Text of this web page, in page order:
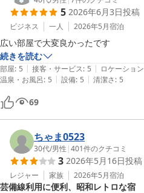
5 2026年6月3日投稿
ビジネス 一人 2026年5月宿泊
広い部屋で大変良かったです
続きを読む
部屋: 5 | 接客・サービス: 5 | ロケーション
温泉・お風呂: 5 | 設備: 5 | 清潔さ: 5
69
ちゃま0523
30代/男性 |401件のクチコミ
3 2026年5月16日投稿
レジャー 家族 2026年5月宿泊
芸備線利用に便利、昭和レトロな宿